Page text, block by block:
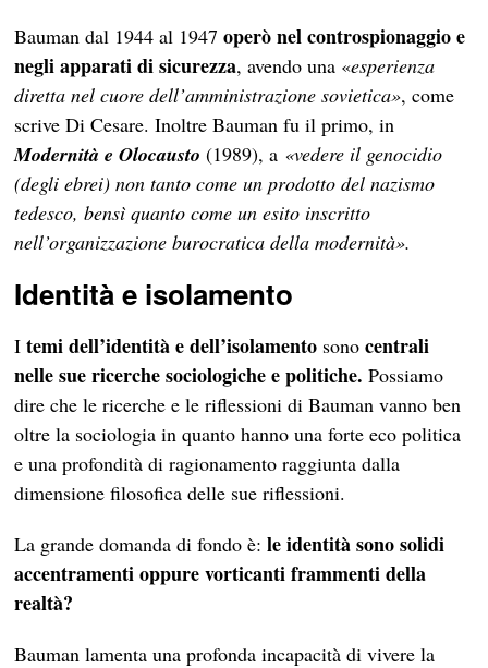
Bauman dal 1944 al 1947operò nel controspionaggio e
negli apparati di sicurezza, avendo una «esperienza
diretta nel cuore dell’amministrazione sovietica», come
scrive Di Cesare. Inoltre Bauman fu il primo, in
Modernità e Olocausto (1989), a «vedere il genocidio
(degli ebrei) non tanto come un prodotto del nazismo
tedesco, bensì quanto come un esito inscritto
nell’organizzazione burocratica della modernità».
Identità e isolamento
Itemi dell’identità e dell’isolamento sonocentrali
nelle sue ricerche sociologiche e politiche. Possiamo
dire che le ricerche e le riflessioni di Bauman vanno ben
oltre la sociologia in quanto hanno una forte eco politica
e una profondità di ragionamento raggiunta dalla
dimensione filosofica delle sue riflessioni.
La grande domanda di fondo è:le identità sono solidi
accentramenti oppure vorticanti frammenti della
realtà?
Bauman lamenta una profonda incapacità di vivere la